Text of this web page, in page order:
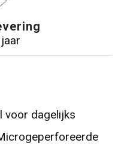
voor dagelijks